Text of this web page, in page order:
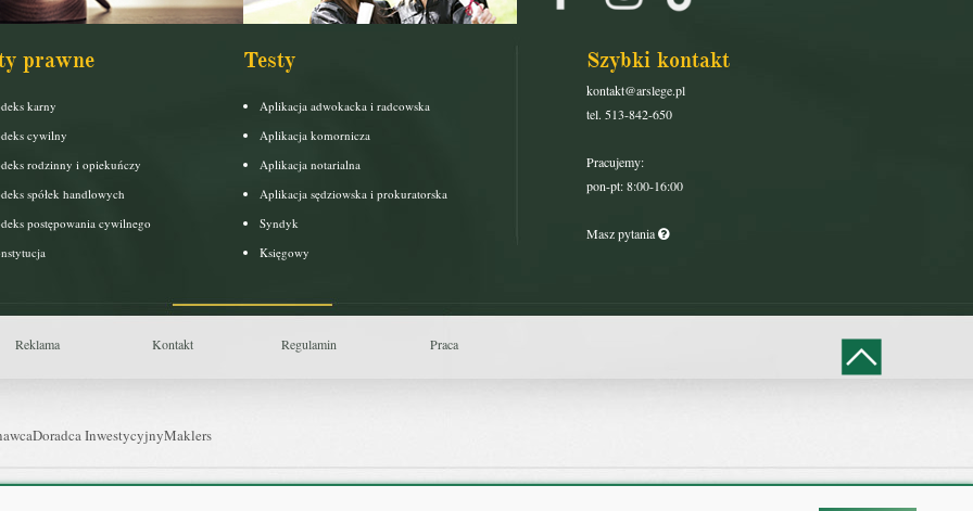
prawne
karny
cywilny
rodzinny i opiekuńczy
spółek handlowych
postępowania cywilnego
Testy
Aplikacja adwokacka i radcowska
Aplikacja komornicza
Aplikacja notarialna
Aplikacja sędziowska i prokuratorska
Syndyk
Księgowy
Szybki kontakt
kontakt@arslege.pl
tel. 513-842-650
Pracujemy:
pon-pt: 8:00-16:00
Masz pytania
Reklama Kontakt Regulamin Praca
Doradca InwestycyjnyMaklers